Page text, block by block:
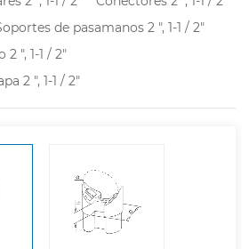
de pasamanos 2 ", 1-1 / 2"
", 1-1 / 2"
2 ", 1-1 / 2"